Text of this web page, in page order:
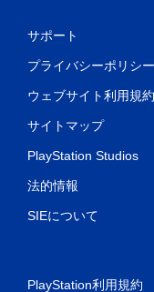
サポート
プライバシーポリシー
ウェブサイト利用規約
サイトマップ
PlayStation Studios
法的情報
SIEについて
PlayStation利用規約